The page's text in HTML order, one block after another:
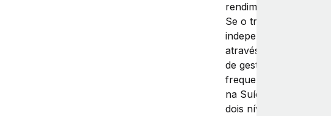
rendimento
Se o trabalhador
independente
através de uma
de gestão pessoal
frequentemente
na Suíça), está sujeito
dois níveis de